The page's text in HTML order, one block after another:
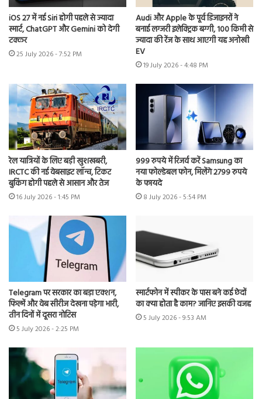
iOS 27 में नई Siri होगी पहले से ज्यादा
स्मार्ट, ChatGPT और Gemini को देगी
टक्कर
25 July 2026 - 7:52 PM
Audi और Apple के पूर्व डिजाइनरों ने
बनाई लग्जरी इलेक्ट्रिक बग्गी, 100 किमी से
ज्यादा की रेंज के साथ आएगी यह अनोखी
EV
19 July 2026 - 4:48 PM
रेल यात्रियों के लिए बड़ी खुशखबरी,
IRCTC की नई वेबसाइट लॉन्च, टिकट
बुकिंग होगी पहले से आसान और तेज
16 July 2026 - 1:45 PM
999 रुपये में रिजर्व करें Samsung का
नया फोल्डेबल फोन, मिलेंगे 2799 रुपये
के फायदे
8 July 2026 - 5:54 PM
Telegram पर सरकार का बड़ा एक्शन,
फिल्में और वेब सीरीज देखना पड़ेगा भारी,
तीन दिनों में दूसरा नोटिस
5 July 2026 - 2:25 PM
स्मार्टफोन में स्पीकर के पास बने कई छेदों
का क्या होता है काम? जानिए इसकी वजह
5 July 2026 - 9:53 AM